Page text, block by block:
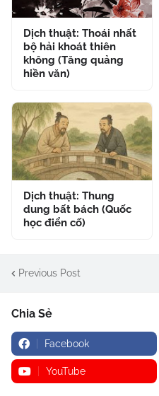
Dịch thuật: Thoái nhất
bộ hải khoát thiên
không (Tăng quảng
hiền văn)
Dịch thuật: Thung
dung bất bách (Quốc
học điển cố)
Previous Post
Chia Sẻ
Facebook
YouTube